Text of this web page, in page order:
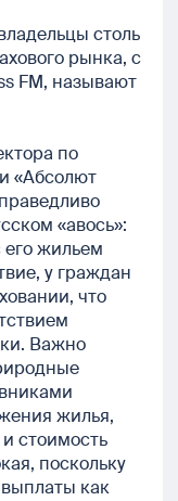
столь
рынка, с
FM, называют
по
«Абсолют
«авось»:
жильем
у граждан
что
Важно
жилья,
стоимость
поскольку
как